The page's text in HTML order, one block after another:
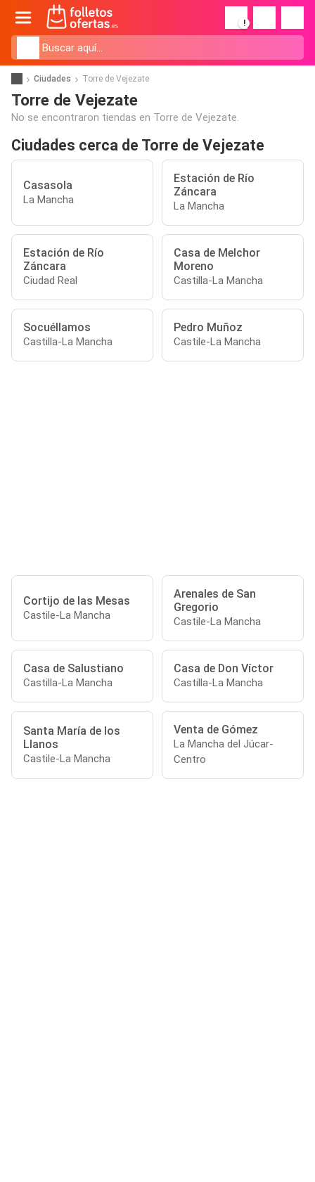
!
Ciudades Torre de Vejezate
Torre de Vejezate
No se encontraron tiendas en Torre de Vejezate.
Ciudades cerca de Torre de Vejezate
Casasola
La Mancha
Estación de Río
Záncara
La Mancha
Estación de Río
Záncara
Ciudad Real
Casa de Melchor
Moreno
Castilla-La Mancha
Socuéllamos
Castilla-La Mancha
Pedro Muñoz
Castile-La Mancha
Cortijo de las Mesas
Castile-La Mancha
Arenales de San
Gregorio
Castile-La Mancha
Casa de Salustiano
Castilla-La Mancha
Casa de Don Víctor
Castilla-La Mancha
Santa María de los
Llanos
Castile-La Mancha
Venta de Gómez
La Mancha del Júcar-
Centro